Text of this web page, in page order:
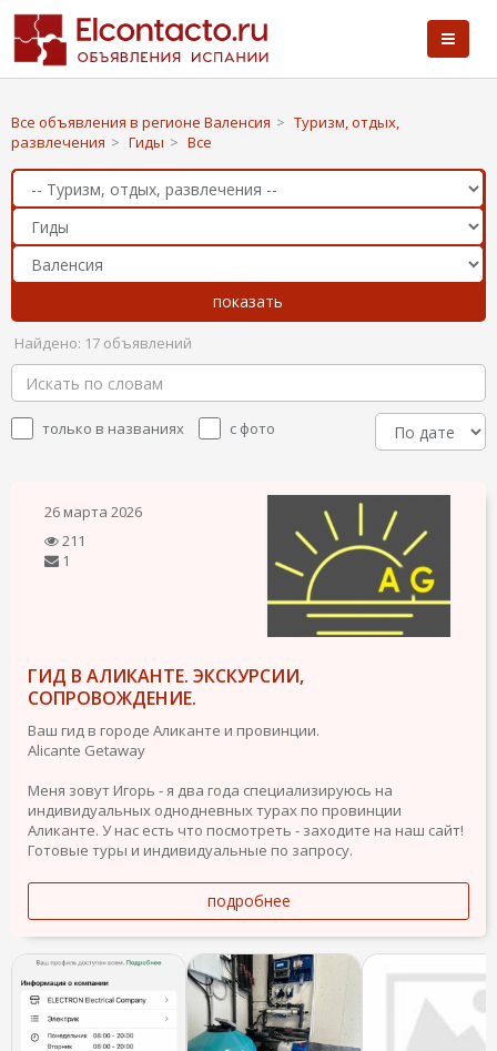
Все объявления в регионе Валенсия > Туризм, отдых,
развлечения > Гиды > Все
Найдено: 17 объявлений
только в названиях с фото
26 марта 2026
211
1
ГИД В АЛИКАНТЕ. ЭКСКУРСИИ,
СОПРОВОЖДЕНИЕ.
Ваш гид в городе Аликанте и провинции.
Alicante Getaway
Меня зовут Игорь - я два года специализируюсь на
индивидуальных однодневных турах по провинции
Аликанте. У нас есть что посмотреть - заходите на наш сайт!
Готовые туры и индивидуальные по запросу.
подробнее